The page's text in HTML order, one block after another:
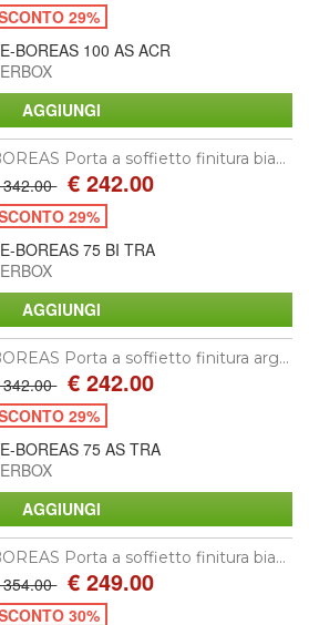
29%
BOREAS 100 AS ACR
Porta a soffietto finitura bia...
342.00 € 242.00
29%
BOREAS 75 BI TRA
Porta a soffietto finitura arg...
342.00 € 242.00
29%
BOREAS 75 AS TRA
Porta a soffietto finitura bia...
354.00 € 249.00
30%